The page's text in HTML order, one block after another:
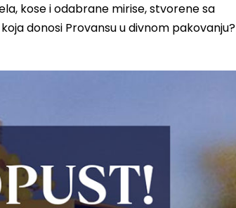
kose i odabrane mirise, stvorene sa
donosi Provansu u divnom pakovanju?